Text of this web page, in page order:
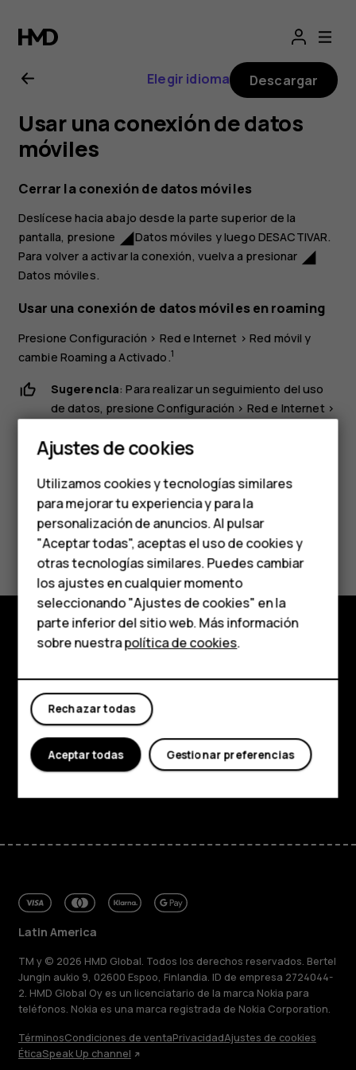
Manual
del
usuario
de
Nokia 1
Smartphones
Teléfonos de gama
media
Teléfonos para
personas mayores
HMD Terra M
Comprar
Mi cuenta
Elegir idioma Descargar
Usar una conexión de datos
móviles
Cerrar la conexión de datos móviles
Deslícese hacia abajo desde la parte superior de la
pantalla, presione network_cellDatos móviles y luego DESACTIVAR.
Para volver a activar la conexión, vuelva a presionar network_cell
Datos móviles.
Usar una conexión de datos móviles en roaming
PresioneConfiguración > Red e Internet > Red móvil y
cambie Roaming a Activado .1
Sugerencia: Para realizar un seguimiento del uso
de datos, presioneConfiguración > Red e Internet>
¿Te ha parecido útil?
Sí No
Comprar
Acerca de
Planet and people
Soporte
Latin America
TM y © 2026 HMD Global. Todos los derechos reservados. Bertel
Jungin aukio 9, 02600 Espoo, Finlandia. ID de empresa 2724044-
2. HMD Global Oy es un licenciatario de la marca Nokia para
teléfonos. Nokia es una marca registrada de Nokia Corporation.
TérminosCondiciones de ventaPrivacidadAjustes de cookies
ÉticaSpeak Up channel
Ajustes de cookies
Utilizamos cookies y tecnologías similares
para mejorar tu experiencia y para la
personalización de anuncios. Al pulsar
"Aceptar todas", aceptas el uso de cookies y
otras tecnologías similares. Puedes cambiar
los ajustes en cualquier momento
seleccionando "Ajustes de cookies" en la
parte inferior del sitio web. Más información
sobre nuestrapolítica de cookies.
Rechazar todas
Gestionar preferencias
Aceptar todas